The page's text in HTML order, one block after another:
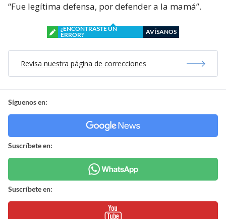
“Fue legítima defensa, por defender a la mamá”.
¿ENCONTRASTE UN
ERROR?
AVÍSANOS
Revisa nuestra página de correcciones
Síguenos en:
Suscríbete en:
Suscríbete en: